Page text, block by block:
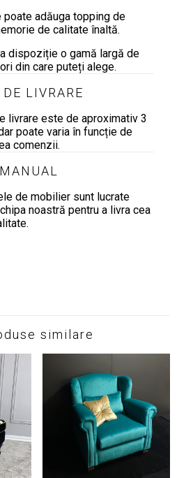
poate adăuga topping de
de calitate înaltă.
dispoziție o gamă largă de
din care puteți alege.
LIVRARE
livrare este de aproximativ 3
poate varia în funcție de
comenzii.
de mobilier sunt lucrate
noastră pentru a livra cea
similare